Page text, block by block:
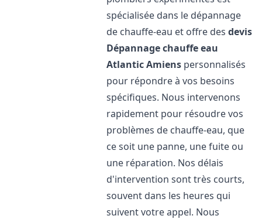
spécialisée dans le dépannage
de chauffe-eau et offre desdevis
Dépannage chauffe eau
AtlanticAmiens personnalisés
pour répondre à vos besoins
spécifiques. Nous intervenons
rapidement pour résoudre vos
problèmes de chauffe-eau, que
ce soit une panne, une fuite ou
une réparation. Nos délais
d'intervention sont très courts,
souvent dans les heures qui
suivent votre appel. Nous